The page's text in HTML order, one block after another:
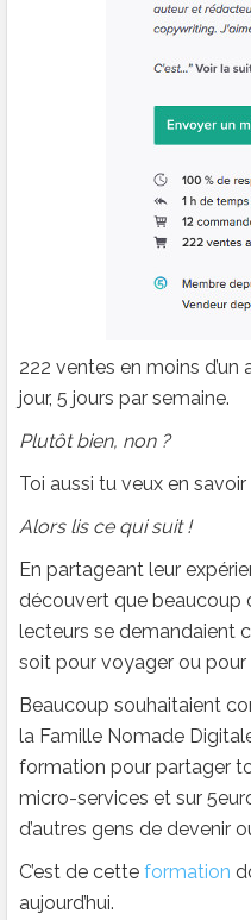
222 ventes en moins
jour, 5 jours par semaine.
Plutôt bien, non ?
Toi aussi tu veux en savoir
Alors lis ce qui suit !
En partageant leur
découvert que beaucoup
lecteurs se demandaient
soit pour voyager ou pour
Beaucoup souhaitaient
la Famille Nomade
formation pour partager
micro-services et sur
d’autres gens de devenir
C’est de cette formation
aujourd’hui.